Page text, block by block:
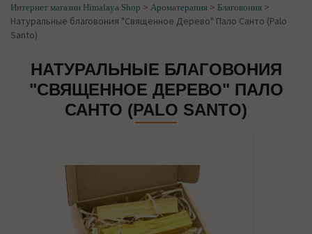
Интернет магазин Himalaya Shop > Ароматерапия > Благовония >
Натуральные благовония "Священное Дерево" Пало Санто (Palo
Santo)
НАТУРАЛЬНЫЕ БЛАГОВОНИЯ
"СВЯЩЕННОЕ ДЕРЕВО" ПАЛО
САНТО (PALO SANTO)